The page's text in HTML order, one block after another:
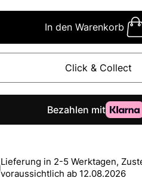
In den Warenkorb
Click & Collect
Lieferung in 2-5 Werktagen,
voraussichtlich ab 12.08.2026